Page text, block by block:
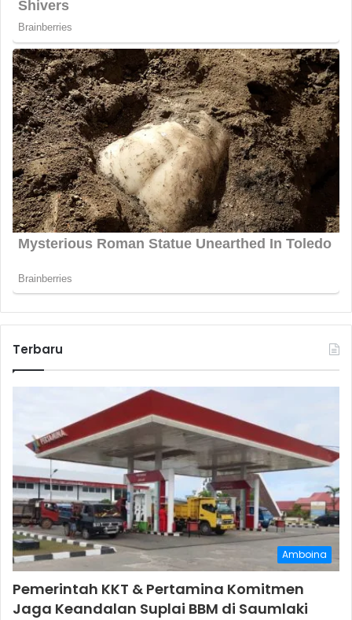
Terbaru
Amboina
Pemerintah KKT & Pertamina Komitmen
Jaga Keandalan Suplai BBM di Saumlaki